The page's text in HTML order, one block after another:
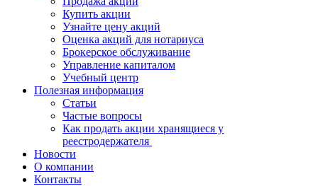
Купить акции
Узнайте цену акций
Оценка акций для нотариуса
Брокерское обслуживание
Управление капиталом
Учебный центр
Полезная информация
Статьи
Частые вопросы
Как продать акции хранящиеся у
реестродержателя
Новости
О компании
Контакты